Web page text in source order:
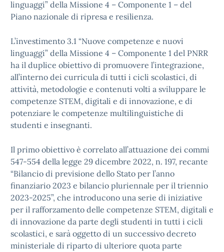
linguaggi” della Missione 4 – Componente 1 – del
Piano nazionale di ripresa e resilienza.
L’investimento 3.1 “Nuove competenze e nuovi
linguaggi” della Missione 4 – Componente 1 del PNRR
ha il duplice obiettivo di promuovere l’integrazione,
all’interno dei curricula di tutti i cicli scolastici, di
attività, metodologie e contenuti volti a sviluppare le
competenze STEM, digitali e di innovazione, e di
potenziare le competenze multilinguistiche di
studenti e insegnanti.
Il primo obiettivo è correlato all’attuazione dei commi
547-554 della legge 29 dicembre 2022, n. 197, recante
“Bilancio di previsione dello Stato per l’anno
finanziario 2023 e bilancio pluriennale per il triennio
2023-2025”, che introducono una serie di iniziative
per il rafforzamento delle competenze STEM, digitali e
di innovazione da parte degli studenti in tutti i cicli
scolastici, e sarà oggetto di un successivo decreto
ministeriale di riparto di ulteriore quota parte